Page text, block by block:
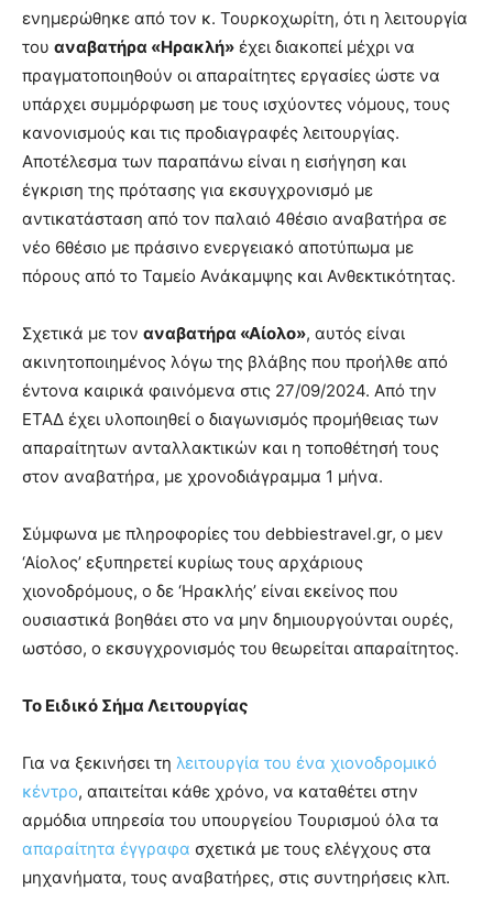
ενημερώθηκε από τον κ. Τουρκοχωρίτη, ότι η λειτουργία
του αναβατήρα «Ηρακλή» έχει διακοπεί μέχρι να
πραγματοποιηθούν οι απαραίτητες εργασίες ώστε να
υπάρχει συμμόρφωση με τους ισχύοντες νόμους, τους
κανονισμούς και τις προδιαγραφές λειτουργίας.
Αποτέλεσμα των παραπάνω είναι η εισήγηση και
έγκριση της πρότασης για εκσυγχρονισμό με
αντικατάσταση από τον παλαιό 4θέσιο αναβατήρα σε
νέο 6θέσιο με πράσινο ενεργειακό αποτύπωμα με
πόρους από το Ταμείο Ανάκαμψης και Ανθεκτικότητας.
Σχετικά με τον αναβατήρα «Αίολο», αυτός είναι
ακινητοποιημένος λόγω της βλάβης που προήλθε από
έντονα καιρικά φαινόμενα στις 27/09/2024. Από την
ΕΤΑΔ έχει υλοποιηθεί ο διαγωνισμός προμήθειας των
απαραίτητων ανταλλακτικών και η τοποθέτησή τους
στον αναβατήρα, με χρονοδιάγραμμα 1 μήνα.
Σύμφωνα με πληροφορίες του debbiestravel.gr, ο μεν
‘Αίολος’ εξυπηρετεί κυρίως τους αρχάριους
χιονοδρόμους, ο δε ‘Ηρακλής’ είναι εκείνος που
ουσιαστικά βοηθάει στο να μην δημιουργούνται ουρές,
ωστόσο, ο εκσυγχρονισμός του θεωρείται απαραίτητος.
Το Ειδικό Σήμα Λειτουργίας
Για να ξεκινήσει τη λειτουργία του ένα χιονοδρομικό
κέντρο, απαιτείται κάθε χρόνο, να καταθέτει στην
αρμόδια υπηρεσία του υπουργείου Τουρισμού όλα τα
απαραίτητα έγγραφα σχετικά με τους ελέγχους στα
μηχανήματα, τους αναβατήρες, στις συντηρήσεις κλπ.